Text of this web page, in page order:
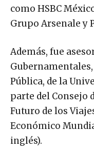
como HSBC
Grupo Arsenale y
Además, fue
Gubernamentales,
Pública, de la
parte del Consejo
Futuro de los
Económico
inglés).